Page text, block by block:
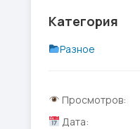
Категория
Разное
Просмотров:
Дата: